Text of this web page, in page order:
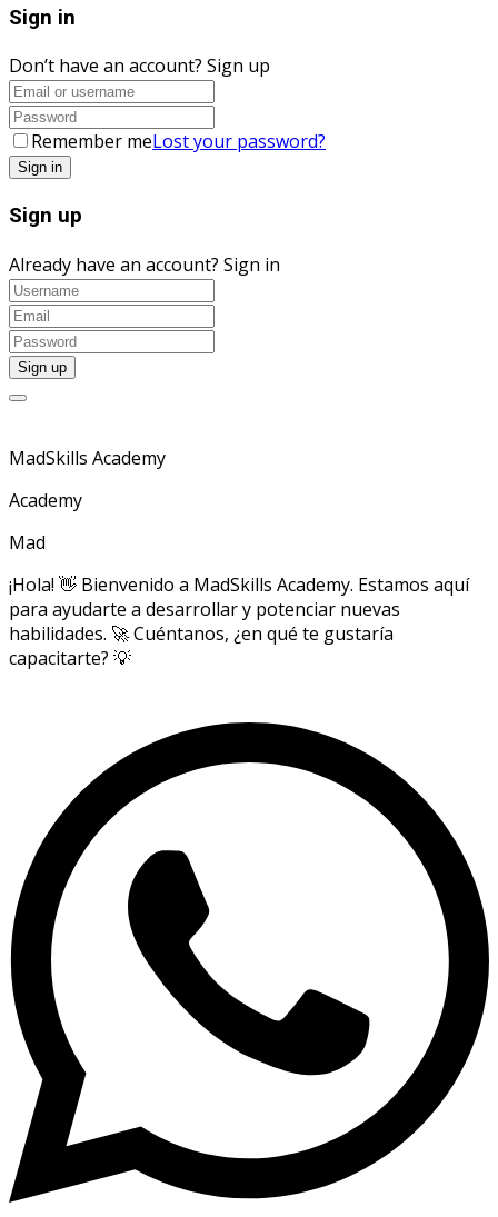
Sign in
Don’t have an account? Sign up
Remember meLost your password?
Sign up
Already have an account? Sign in
MadSkills Academy
Academy
Mad
¡Hola! 👋 Bienvenido a MadSkills Academy. Estamos aquí
para ayudarte a desarrollar y potenciar nuevas
habilidades. 🚀 Cuéntanos, ¿en qué te gustaría
capacitarte? 💡